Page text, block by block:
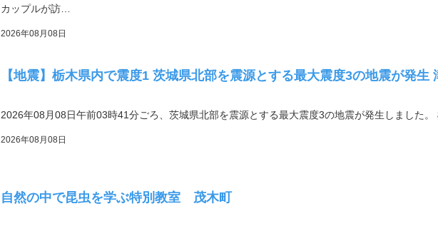
カップルが訪…
2026年08月08日
【地震】栃木県内で震度1 茨城県北部を震源とする最大震度3の地震が発生
2026年08月08日午前03時41分ごろ、茨城県北部を震源とする最大震度3の地震が発生しました
2026年08月08日
自然の中で昆虫を学ぶ特別教室 茂木町